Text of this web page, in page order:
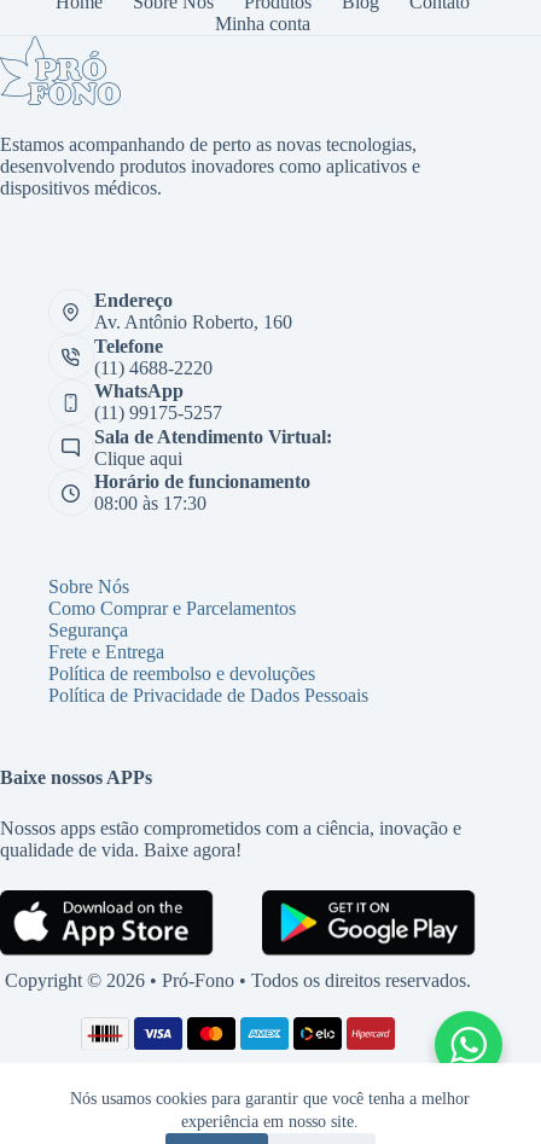
Nós usamos cookies para garantir que você tenha a melhor
experiência em nosso site.
Minha conta
Estamos acompanhando de perto as novas tecnologias,
desenvolvendo produtos inovadores como aplicativos e
dispositivos médicos.
Endereço
Av. Antônio Roberto, 160
Telefone
(11) 4688-2220
WhatsApp
(11) 99175-5257
Sala de Atendimento Virtual:
Clique aqui
Horário de funcionamento
08:00 às 17:30
Sobre Nós
Como Comprar e Parcelamentos
Segurança
Frete e Entrega
Política de reembolso e devoluções
Política de Privacidade de Dados Pessoais
Baixe nossos APPs
Nossos apps estão comprometidos com a ciência, inovação e
qualidade de vida. Baixe agora!
Copyright © 2026 • Pró-Fono • Todos os direitos reservados.